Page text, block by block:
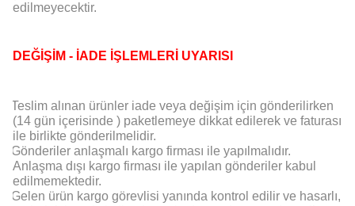
edilmeyecektir.
DEĞİŞİM - İADE İŞLEMLERİ UYARISI
Teslim alınan ürünler iade veya değişim için gönderilirken
(14 gün içerisinde ) paketlemeye dikkat edilerek ve faturası
ile birlikte gönderilmelidir.
Gönderiler anlaşmalı kargo firması ile yapılmalıdır.
Anlaşma dışı kargo firması ile yapılan gönderiler kabul
edilmemektedir.
Gelen ürün kargo görevlisi yanında kontrol edilir ve hasarlı,